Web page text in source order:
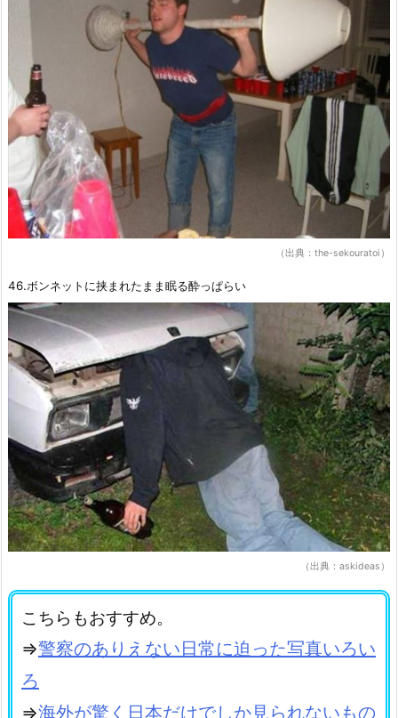
（出典：the-sekouratoi）
46.ボンネットに挟まれたまま眠る酔っぱらい
（出典：askideas）
こちらもおすすめ。
⇒警察のありえない日常に迫った写真いろい
ろ
⇒海外が驚く日本だけでしか見られないもの